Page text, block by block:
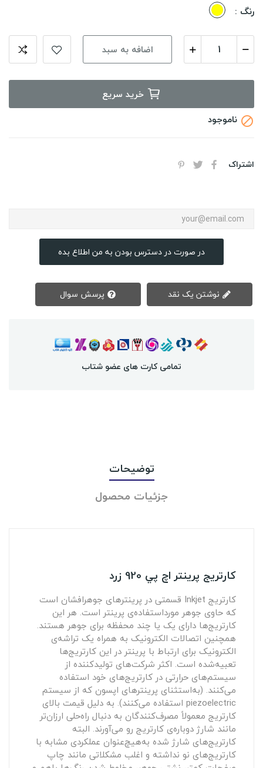
رنگ : زرد
اضافه به سبد
خرید سریع
 ناموجود
اشتراک
در صورت در دسترس بودن به من اطلاع بده
تمامی کارت های عضو شتاب
توضیحات
جزئیات محصول
کارتريج پرينتر اچ پي 920 زرد
کارتریج Inkjet قسمتی در پرینترهای جوهرافشان است
که حاوی جوهر مورداستفاده‌ی پرینتر است. هر این
کارتریج‌ها دارای یک یا چند محفظه برای جوهر هستند.
همچنین اتصالات الکترونیک به همراه یک تراشه‌ی
الکترونیک برای ارتباط با پرینتر در این کارتریج‌ها
تعبیه‌شده است. اکثر شرکت‌های تولیدکننده از
سیستم‌های حرارتی در کارتریج‌های خود استفاده
می‌کنند. (به‌استثنای پرینترهای اپسون که از سیستم
piezoelectric استفاده می‌کنند). به دلیل قیمت بالای
کارتریج معمولاً مصرف‌کنندگان به دنبال راه‌حلی ارزان‌تر
مانند شارژ دوباره‌ی کارتریج رو می‌آورند. البته
کارتریج‌های شارژ شده به‌هیچ‌عنوان عملکردی مشابه با
کارتریج‌های نو نداشته و اغلب مشکلاتی مانند چاپ